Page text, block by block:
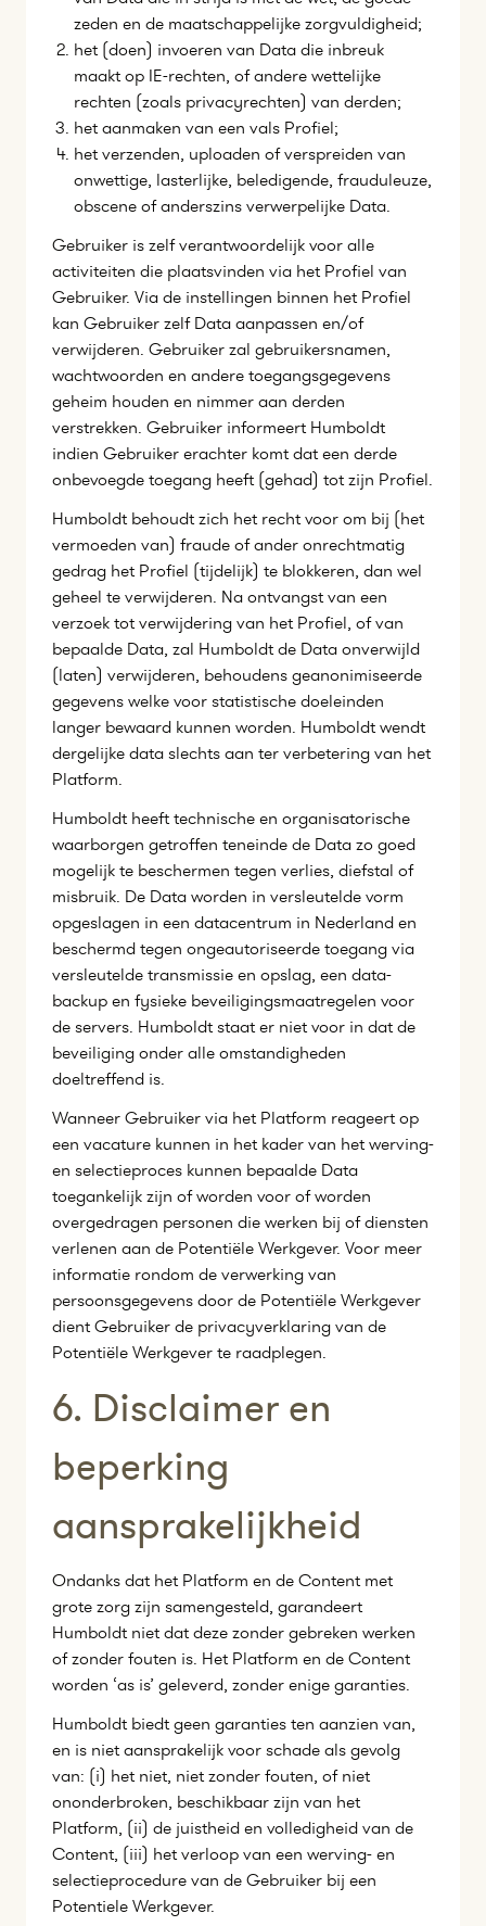
zeden en de maatschappelijke zorgvuldigheid;
het (doen) invoeren van Data die inbreuk
maakt op IE-rechten, of andere wettelijke
rechten (zoals privacyrechten) van derden;
het aanmaken van een vals Profiel;
het verzenden, uploaden of verspreiden van
onwettige, lasterlijke, beledigende, frauduleuze,
obscene of anderszins verwerpelijke Data.
Gebruiker is zelf verantwoordelijk voor alle
activiteiten die plaatsvinden via het Profiel van
Gebruiker. Via de instellingen binnen het Profiel
kan Gebruiker zelf Data aanpassen en/of
verwijderen. Gebruiker zal gebruikersnamen,
wachtwoorden en andere toegangsgegevens
geheim houden en nimmer aan derden
verstrekken. Gebruiker informeert Humboldt
indien Gebruiker erachter komt dat een derde
onbevoegde toegang heeft (gehad) tot zijn Profiel.
Humboldt behoudt zich het recht voor om bij (het
vermoeden van) fraude of ander onrechtmatig
gedrag het Profiel (tijdelijk) te blokkeren, dan wel
geheel te verwijderen. Na ontvangst van een
verzoek tot verwijdering van het Profiel, of van
bepaalde Data, zal Humboldt de Data onverwijld
(laten) verwijderen, behoudens geanonimiseerde
gegevens welke voor statistische doeleinden
langer bewaard kunnen worden. Humboldt wendt
dergelijke data slechts aan ter verbetering van het
Platform.
Humboldt heeft technische en organisatorische
waarborgen getroffen teneinde de Data zo goed
mogelijk te beschermen tegen verlies, diefstal of
misbruik. De Data worden in versleutelde vorm
opgeslagen in een datacentrum in Nederland en
beschermd tegen ongeautoriseerde toegang via
versleutelde transmissie en opslag, een data-
backup en fysieke beveiligingsmaatregelen voor
de servers. Humboldt staat er niet voor in dat de
beveiliging onder alle omstandigheden
doeltreffend is.
Wanneer Gebruiker via het Platform reageert op
een vacature kunnen in het kader van het werving-
en selectieproces kunnen bepaalde Data
toegankelijk zijn of worden voor of worden
overgedragen personen die werken bij of diensten
verlenen aan de Potentiële Werkgever. Voor meer
informatie rondom de verwerking van
persoonsgegevens door de Potentiële Werkgever
dient Gebruiker de privacyverklaring van de
Potentiële Werkgever te raadplegen.
6. Disclaimer en
beperking
aansprakelijkheid
Ondanks dat het Platform en de Content met
grote zorg zijn samengesteld, garandeert
Humboldt niet dat deze zonder gebreken werken
of zonder fouten is. Het Platform en de Content
worden ‘as is’ geleverd, zonder enige garanties.
Humboldt biedt geen garanties ten aanzien van,
en is niet aansprakelijk voor schade als gevolg
van: (i) het niet, niet zonder fouten, of niet
ononderbroken, beschikbaar zijn van het
Platform, (ii) de juistheid en volledigheid van de
Content, (iii) het verloop van een werving- en
selectieprocedure van de Gebruiker bij een
Potentiele Werkgever.